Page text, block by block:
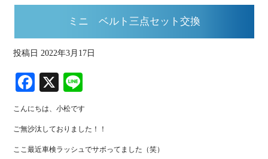
ミニ ベルト三点セット交換
投稿日 2022年3月17日
Fa
ce
bo
ok
X
ne
こんにちは、小松です
ご無沙汰しておりました！！
ここ最近車検ラッシュでサボってました（笑）